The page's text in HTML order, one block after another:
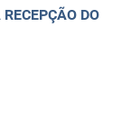
DO